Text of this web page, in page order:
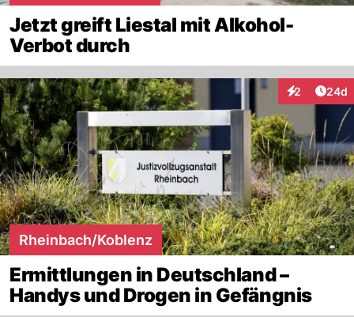
Jetzt greift Liestal mit Alkohol-
Verbot durch
2
Interaktionen
24d
Rheinbach/Koblenz
Ermittlungen in Deutschland –
Handys und Drogen in Gefängnis